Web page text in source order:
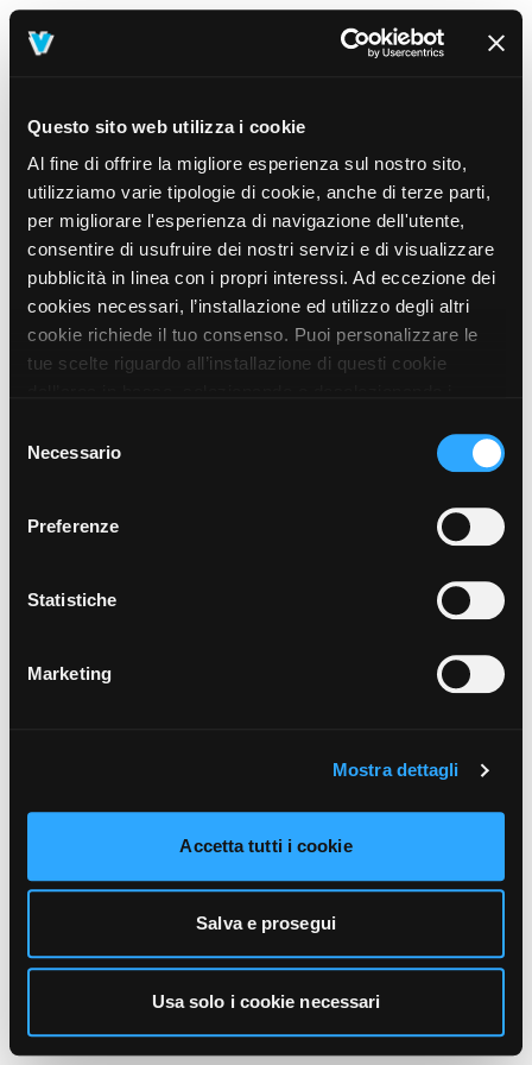
Questo sito web utilizza i cookie
Al fine di offrire la migliore esperienza sul nostro sito,
utilizziamo varie tipologie di cookie, anche di terze parti,
per migliorare l'esperienza di navigazione dell'utente,
consentire di usufruire dei nostri servizi e di visualizzare
pubblicità in linea con i propri interessi. Ad eccezione dei
cookies necessari, l’installazione ed utilizzo degli altri
cookie richiede il tuo consenso. Puoi personalizzare le
tue scelte riguardo all’installazione di questi cookie
prosegui” o decidere di accettare tutti i cookie, cliccando
sul pulsante “Accetta tutti i cookie”. Cliccando sul tasto
unicamente i cookie necessari alla navigazione. Per
funzionamento, puoi prendere visione dell’informativa
cliccando qui.
delNecessario
Preferenze
Statistiche
Marketing
Mostra dettagli
Accetta tutti i cookie
Salva e prosegui
Usa solo i cookie necessari
404